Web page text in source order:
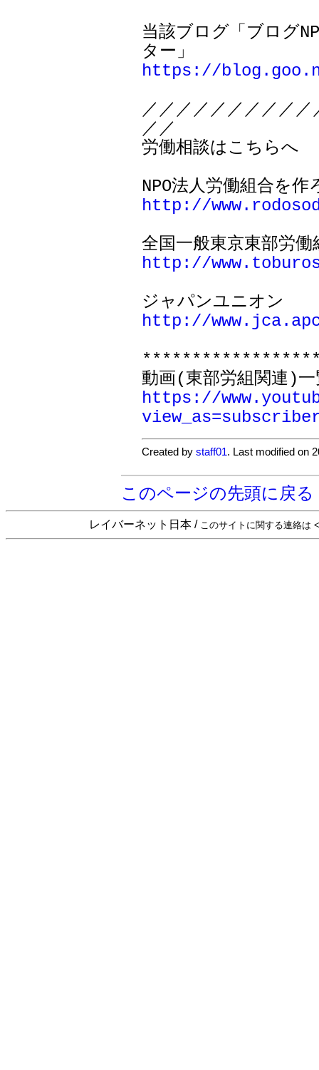
当該ブログ「ブログ
https://
／／／／／／／／／
／／
労働相談はこちらへ
http://
http://
http://
https://
Created bystaff01. Last modified on
このページの先頭に戻る
レイバーネット日本 / このサイトに関する連絡は